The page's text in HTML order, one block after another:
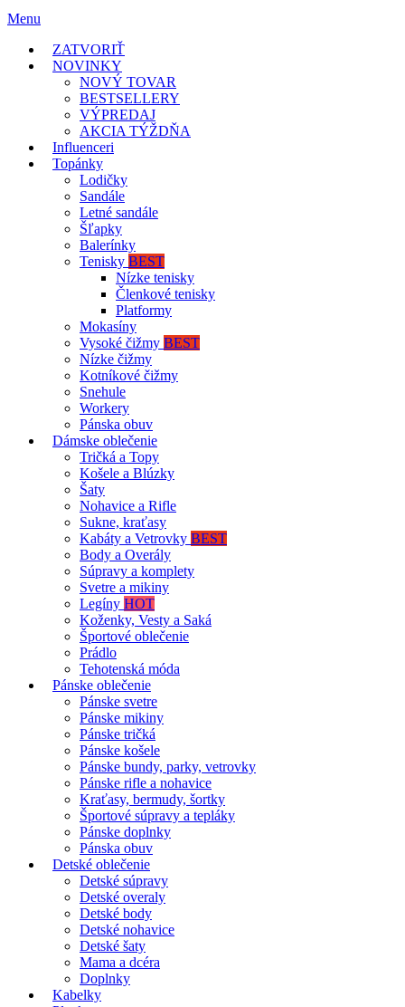
Menu
ZATVORIŤ
NOVINKY
NOVÝ TOVAR
BESTSELLERY
VÝPREDAJ
AKCIA TÝŽDŇA
Influenceri
Topánky
Lodičky
Sandále
Letné sandále
Šľapky
Balerínky
Tenisky BEST
Nízke tenisky
Členkové tenisky
Platformy
Mokasíny
Vysoké čižmy BEST
Nízke čižmy
Kotníkové čižmy
Snehule
Workery
Pánska obuv
Dámske oblečenie
Tričká a Topy
Košele a Blúzky
Šaty
Nohavice a Rifle
Sukne, kraťasy
Kabáty a Vetrovky BEST
Body a Overály
Súpravy a komplety
Svetre a mikiny
Legíny HOT
Koženky, Vesty a Saká
Športové oblečenie
Prádlo
Tehotenská móda
Pánske oblečenie
Pánske svetre
Pánske mikiny
Pánske tričká
Pánske košele
Pánske bundy, parky, vetrovky
Pánske rifle a nohavice
Kraťasy, bermudy, šortky
Športové súpravy a tepláky
Pánske doplnky
Pánska obuv
Detské oblečenie
Detské súpravy
Detské overaly
Detské body
Detské nohavice
Detské šaty
Mama a dcéra
Doplnky
Kabelky